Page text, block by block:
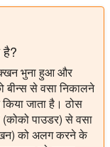
है?
भुना हुआ और
बीन्स से वसा निकालने
किया जाता है। ठोस
पाउडर) से वसा
को अलग करने के